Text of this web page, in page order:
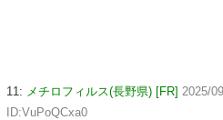
11: メチロフィルス(長野県) [FR] 2025/
ID:VuPoQCxa0